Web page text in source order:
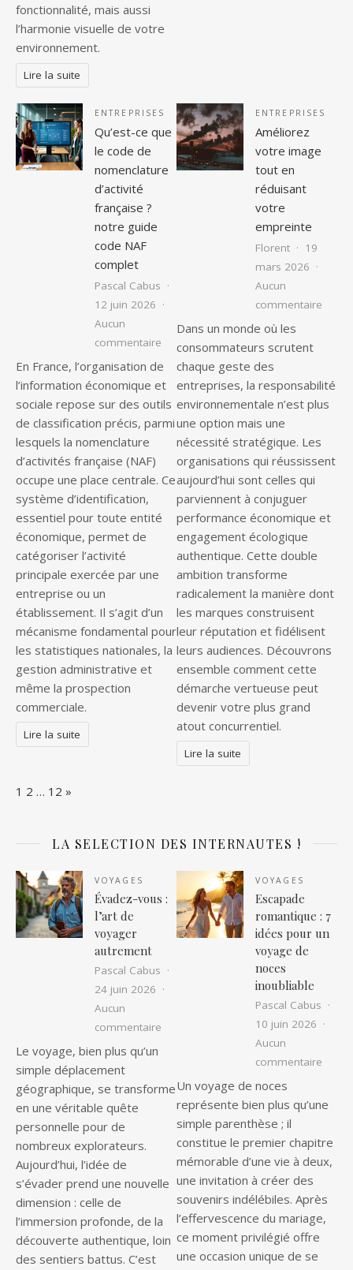
fonctionnalité, mais aussi
l’harmonie visuelle de votre
environnement.
Lire la suite
ENTREPRISES
Qu’est-ce que
le code de
nomenclature
d’activité
française ?
notre guide
code NAF
complet
Pascal Cabus
12 juin 2026
Aucun
commentaire sur Qu’est-ce que le code de
En France, l’organisation de
l’information économique et
sociale repose sur des outils
de classification précis, parmi
lesquels la nomenclature
d’activités française (NAF)
occupe une place centrale. Ce
système d’identification,
essentiel pour toute entité
économique, permet de
catégoriser l’activité
principale exercée par une
entreprise ou un
établissement. Il s’agit d’un
mécanisme fondamental pour
les statistiques nationales, la
gestion administrative et
même la prospection
commerciale.
Lire la suite
ENTREPRISES
Améliorez
votre image
tout en
réduisant
votre
empreinte
Florent
19
mars 2026
Aucun
commentaire
Dans un monde où les
consommateurs scrutent
chaque geste des
entreprises, la responsabilité
environnementale n’est plus
une option mais une
nécessité stratégique. Les
organisations qui réussissent
aujourd’hui sont celles qui
parviennent à conjuguer
performance économique et
engagement écologique
authentique. Cette double
ambition transforme
radicalement la manière dont
les marques construisent
leur réputation et fidélisent
leurs audiences. Découvrons
ensemble comment cette
démarche vertueuse peut
devenir votre plus grand
atout concurrentiel.
Lire la suite
Page:
1 2 … 12 Next
»
LA SELECTION DES INTERNAUTES !
VOYAGES
Évadez-vous :
l’art de
voyager
autrement
Pascal Cabus
24 juin 2026
Aucun
commentaire sur Évadez-vous : l’art de voyager
Le voyage, bien plus qu’un
simple déplacement
géographique, se transforme
en une véritable quête
personnelle pour de
nombreux explorateurs.
Aujourd’hui, l’idée de
s’évader prend une nouvelle
dimension : celle de
l’immersion profonde, de la
découverte authentique, loin
des sentiers battus. C’est
VOYAGES
Escapade
romantique : 7
idées pour un
voyage de
noces
inoubliable
Pascal Cabus
10 juin 2026
Aucun
commentaire
Un voyage de noces
représente bien plus qu’une
simple parenthèse ; il
constitue le premier chapitre
mémorable d’une vie à deux,
une invitation à créer des
souvenirs indélébiles. Après
l’effervescence du mariage,
ce moment privilégié offre
une occasion unique de se